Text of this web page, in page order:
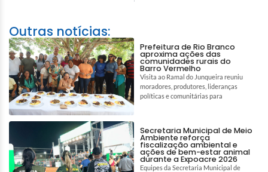
Outras notícias:
Prefeitura de Rio Branco
aproxima ações das
comunidades rurais do
Barro Vermelho
Visita ao Ramal do Junqueira reuniu
moradores, produtores, lideranças
políticas e comunitárias para
Secretaria Municipal de Meio
Ambiente reforça
fiscalização ambiental e
ações de bem-estar animal
durante a Expoacre 2026
Equipes da Secretaria Municipal de